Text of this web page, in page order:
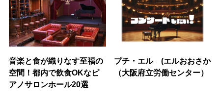
音楽と食が織りなす至福の
空間！都内で飲食OKなピ
アノサロンホール20選
プチ・エル (エルおおさか
（大阪府立労働センター）